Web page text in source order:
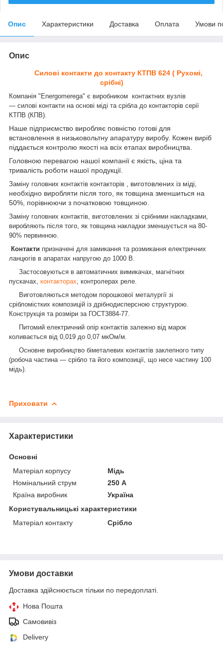
Опис Характеристики Доставка Оплата Умови
Опис
Силові контакти до контакту КТПВ 624 ( Рухомі,
срібні)
Компанія "Energomerega" є виробником контактних вузлів
— силові контакти на основі міді та срібла до контакторів серії
КТПВ (КПВ).
Наше підприємство виробляє повністю готові для
встановлення в низьковольтну апаратуру виробу. Кожен виріб
піддається контролю якості на всіх етапах виробництва.
Головною перевагою нашої компанії є якість, ціна та
тривалість роботи нашої продукції.
Заміну головних контактів контакторів
, виготовлених із міді,
необхідно виробляти після того, як товщина зменшиться на
50%, порівнюючи з початковою товщиною.
Заміну головних контактів, виготовлених зі срібними накладками,
виробляють після того, як товщина накладки зменшується на 80-
90% первинною.
Контакти призначені для замикання та розмикання електричних
ланцюгів в апаратах напругою до 1000 В.
Застосовуються в автоматичних вимикачах, магнітних
пускачах, контакторах , контролерах реле.
Виготовляються методом порошкової металургії зі
срібломістких композицій із дрібнодисперсною структурою.
Конструкція та розміри за ГОСТ3884-77.
Питомий електричний опір контактів залежно від марок
коливається від 0,019 до 0,07 мкОм/м.
Основне виробництво біметалевих контактів заклепного типу
(робоча частина — срібло та його композиції, що несе частину 100
мідь).
Приховати
Характеристики
Основні
Матеріал корпусу
Мідь
Номінальний струм
250 А
Країна виробник
Україна
Користувальницькі характеристики
Матеріал контакту
Срібло
Умови доставки
Доставка здійснюється тільки по передоплаті.
Нова Пошта
Самовивіз
Delivery